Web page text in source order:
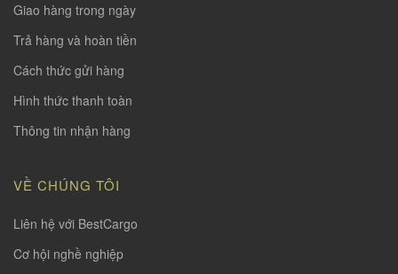
Giao hàng trong ngày
Trả hàng và hoàn tiền
Cách thức gửi hàng
Hình thức thanh toàn
Thông tin nhận hàng
VỀ CHÚNG TÔI
Liên hệ với BestCargo
Cơ hội nghề nghiệp